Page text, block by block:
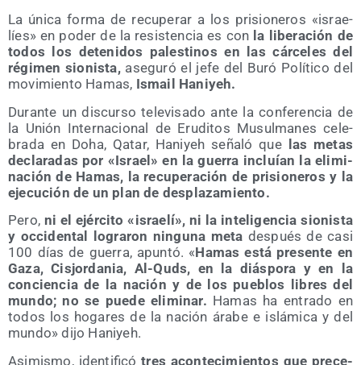
La úni­ca for­ma de recu­pe­rar a los pri­sio­ne­ros «israe­
líes» en poder de la resis­ten­cia es con la libe­ra­ción de
todos los dete­ni­dos pales­ti­nos en las cár­ce­les del
régi­men sio­nis­ta,ase­gu­ró el jefe del Buró Polí­ti­co del
movi­mien­to Hamas, Ismail Hani­yeh.
Duran­te un dis­cur­so tele­vi­sa­do ante la con­fe­ren­cia de
la Unión Inter­na­cio­nal de Eru­di­tos Musul­ma­nes cele­
bra­da en Doha, Qatar, Hani­yeh seña­ló que las metas
decla­ra­das por «Israel» en la gue­rra incluían la eli­mi­
na­ción de Hamas, la recu­pe­ra­ción de pri­sio­ne­ros y la
eje­cu­ción de un plan de desplazamiento.
Pero, ni el ejér­ci­to «israe­lí», ni la inte­li­gen­cia sio­nis­ta
y occi­den­tal logra­ron nin­gu­na meta des­pués de casi
100 días de gue­rra, apun­tó. «Hamas está pre­sen­te en
Gaza, Cis­jor­da­nia, Al-Quds, en la diás­po­ra y en la
con­cien­cia de la nación y de los pue­blos libres del
mun­do; no se pue­de eli­mi­nar. Hamas ha entra­do en
todos los hoga­res de la nación ára­be e islá­mi­ca y del
mun­do» dijo Haniyeh.
Asi­mis­mo, iden­ti­fi­cótres acon­te­ci­mien­tos que pre­ce­